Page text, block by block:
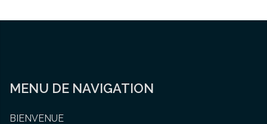
MENU DE NAVIGATION
BIENVENUE